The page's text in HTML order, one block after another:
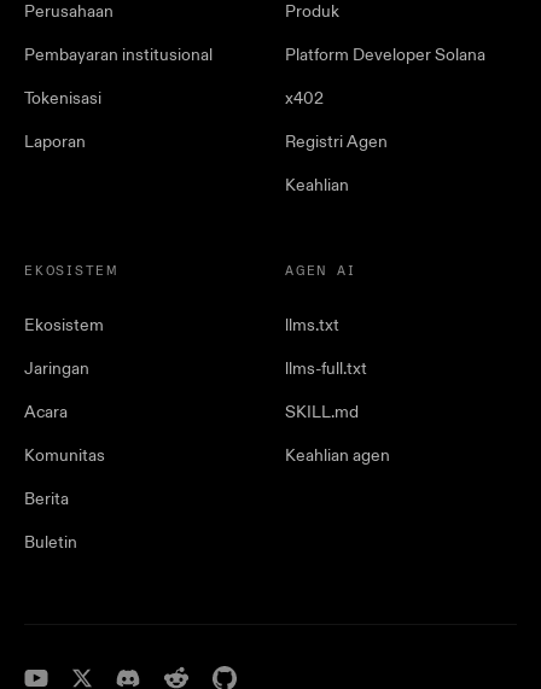
Perusahaan
Pembayaran institusional
Tokenisasi
Laporan
Produk
Platform Developer Solana
x402
Registri Agen
Keahlian
EKOSISTEM
Ekosistem
Jaringan
Acara
Komunitas
Berita
Buletin
AGEN AI
llms.txt
llms-full.txt
SKILL.md
Keahlian agen